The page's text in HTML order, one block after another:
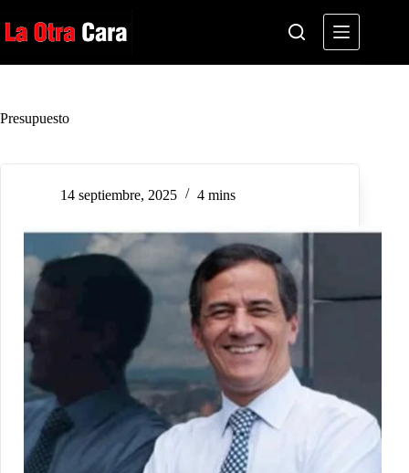
al
contenido
Presupuesto
14 septiembre, 2025 4 mins